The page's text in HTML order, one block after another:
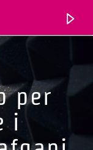
per
i